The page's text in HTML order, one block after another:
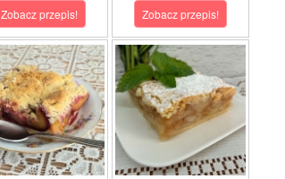
Zobacz przepis! Zobacz przepis!